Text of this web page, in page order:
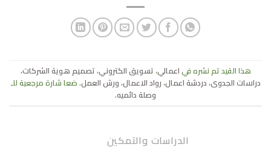
هذا القيد تم نشره فياعمالي،تسويق الكتروني،تصميم هوية الشركات،
دراسات الجدوى،دردشة اعمال،رواد الاعمال،ورش العمل. ضعا شارة مرجعية للـ
وصلة دائميه.
الدراسات والتمكين